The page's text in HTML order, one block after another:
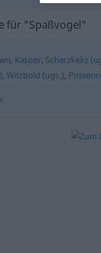
für "Spaßvogel"
, Kasper, Scherzkeks
, Witzbold (ugs.),